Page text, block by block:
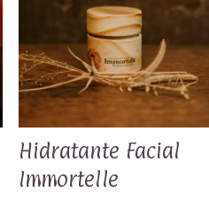
Hidratante Facial
Immortelle